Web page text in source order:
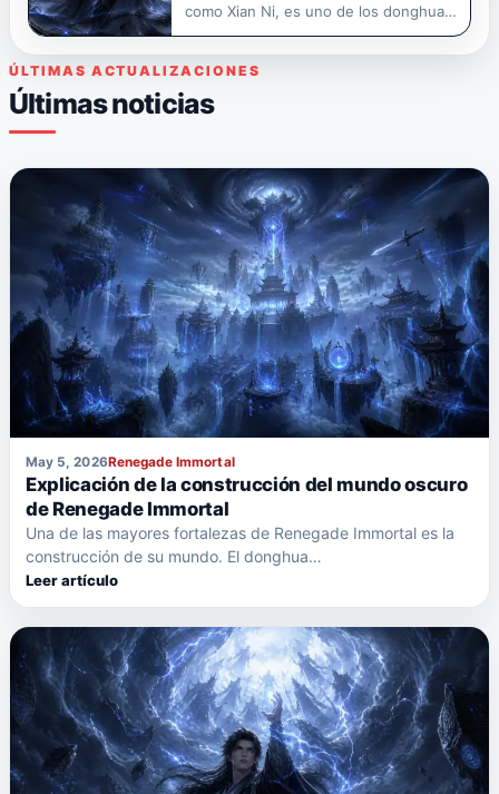
como Xian Ni, es uno de los donghua…
ÚLTIMAS ACTUALIZACIONES
Últimas noticias
May 5, 2026Renegade Immortal
Explicación de la construcción del mundo oscuro
de Renegade Immortal
Una de las mayores fortalezas de Renegade Immortal es la
construcción de su mundo. El donghua…
Leer artículo